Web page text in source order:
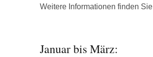
Weitere Informationen finden Sie
Januar bis März: